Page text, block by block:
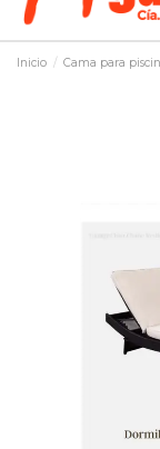
Inicio Cama para